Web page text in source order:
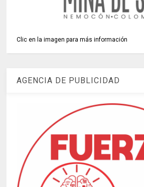
Clic en la imagen para más información
AGENCIA DE PUBLICIDAD